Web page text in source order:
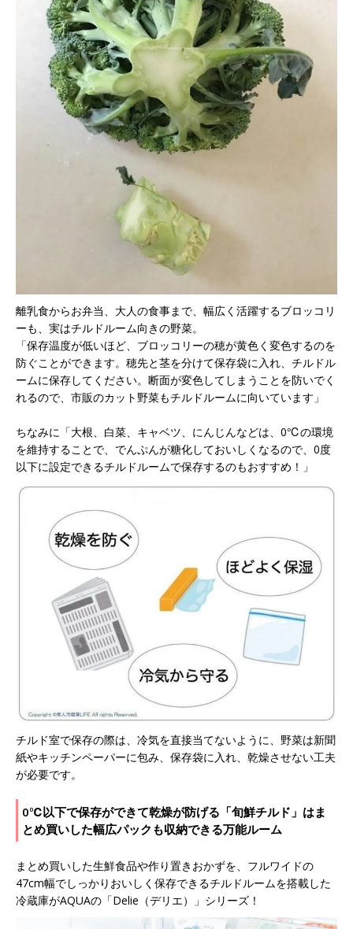
離乳食からお弁当、大人の食事まで、幅広く活躍するブロッコリ
ーも、実はチルドルーム向きの野菜。
「保存温度が低いほど、ブロッコリーの穂が黄色く変色するのを
防ぐことができます。穂先と茎を分けて保存袋に入れ、チルドル
ームに保存してください。断面が変色してしまうことを防いでく
れるので、市販のカット野菜もチルドルームに向いています」
ちなみに「大根、白菜、キャベツ、にんじんなどは、0℃の環境
を維持することで、でんぷんが糖化しておいしくなるので、0度
以下に設定できるチルドルームで保存するのもおすすめ！」
チルド室で保存の際は、冷気を直接当てないように、野菜は新聞
紙やキッチンペーパーに包み、保存袋に入れ、乾燥させない工夫
が必要です。
0℃以下で保存ができて乾燥が防げる「旬鮮チルド」はま
とめ買いした幅広パックも収納できる万能ルーム
まとめ買いした生鮮食品や作り置きおかずを、フルワイドの
47cm幅でしっかりおいしく保存できるチルドルームを搭載した
冷蔵庫がAQUAの「Delie（デリエ）」シリーズ！